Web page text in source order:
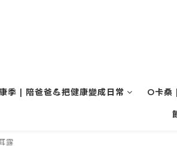
季 | 陪爸爸💪把健康變成日常 O卡桑
露